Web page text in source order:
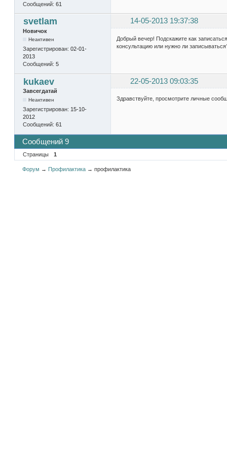
Сообщений: 61
svetlam 14-05-2013 19:37:38
Новичок
Неактивен
Зарегистрирован: 02-01-
2013
Сообщений: 5
Добрый вечер! Подскажите как
консультацию или нужно ли
kukaev 22-05-2013 09:03:35
Завсегдатай
Неактивен
Зарегистрирован: 15-10-
2012
Сообщений: 61
Здравствуйте, просмотрите личные
Сообщений 9
Страницы 1
Форум → Профилактика →профилактика